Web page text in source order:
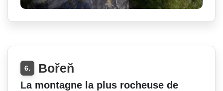
6. Bořeň
La montagne la plus rocheuse de